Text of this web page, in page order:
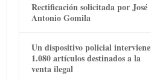
Rectificación solicitada por José
Antonio Gomila
Un dispositivo policial interviene
1.080 artículos destinados a la
venta ilegal